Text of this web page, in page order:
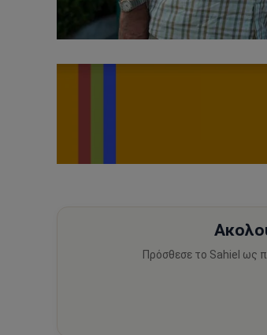
Πρόσθεσε το Sahiel ως